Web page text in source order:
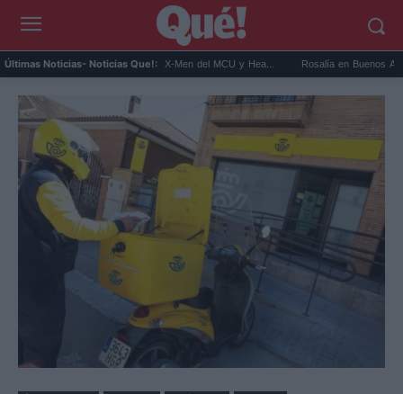
Últimas Noticias- Noticias Que!:
será Cíclope en los X-Men del MCU y Hea... Rosalía en Buenos Aires: